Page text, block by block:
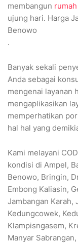
membangun rumah
ujung hari. Harga
Benowo
.
Banyak sekali
Anda sebagai
mengenai layanan
mengaplikasikan
memperhatikan
hal hal yang
Kami melayani
kondisi di Ampel,
Benowo, Bringin,
Embong Kaliasin,
Jambangan Karah,
Kedungcowek,
Klampisngasem,
Manyar